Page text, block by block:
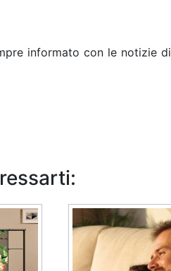
informato con le notizie di